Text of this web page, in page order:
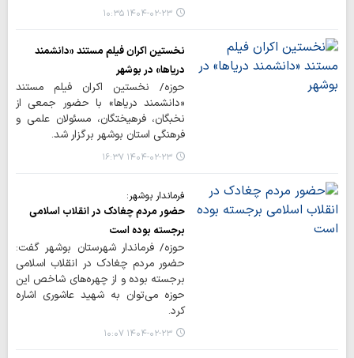
۱۴۰۴-۰۲-۲۳ ۱۰:۳۵
نخستین اکران فیلم مستند «دانشمند
دریاها» در بوشهر
حوزه/ نخستین اکران فیلم مستند
«دانشمند دریاها» با حضور جمعی از
نخبگان، فرهیختگان، مسئولان علمی و
فرهنگی استان بوشهر برگزار شد.
۱۴۰۴-۰۲-۲۳ ۱۶:۳۷
فرماندار بوشهر:
حضور مردم چغادک در انقلاب اسلامی
برجسته بوده است
حوزه/ فرماندار شهرستان بوشهر گفت:
حضور مردم چغادک در انقلاب اسلامی
برجسته بوده و از چهره‌های شاخص این
حوزه می‌توان به شهید عاشوری اشاره
کرد.
۱۴۰۴-۰۲-۲۳ ۱۰:۰۷